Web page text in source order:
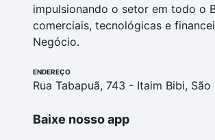
impulsionando o setor em todo o
comerciais, tecnológicas e
Negócio.
ENDEREÇO
Rua Tabapuã, 743 - Itaim Bibi,
Baixe nosso app